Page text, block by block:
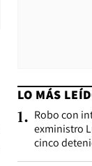
LO MÁS
1. Robo con
exministro
cinco